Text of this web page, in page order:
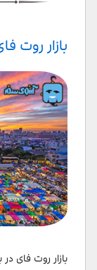
بازار روت
بازار روت فای